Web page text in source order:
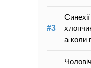
а коли